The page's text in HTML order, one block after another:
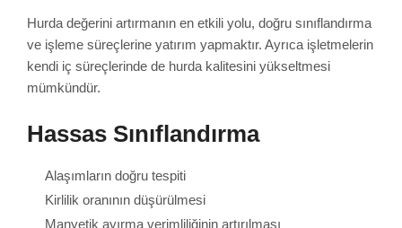
Hurda değerini artırmanın en etkili yolu, doğru sınıflandırma
ve işleme süreçlerine yatırım yapmaktır. Ayrıca işletmelerin
kendi iç süreçlerinde de hurda kalitesini yükseltmesi
mümkündür.
Hassas Sınıflandırma
Alaşımların doğru tespiti
Kirlilik oranının düşürülmesi
Manyetik ayırma verimliliğinin artırılması